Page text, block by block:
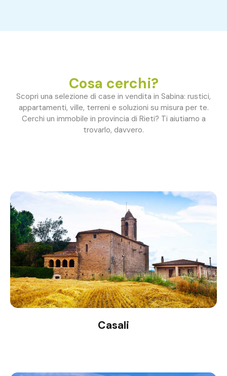
Cosa cerchi?
Scopri una selezione di case in vendita in Sabina: rustici,
appartamenti, ville, terreni e soluzioni su misura per te.
Cerchi un immobile in provincia di Rieti? Ti aiutiamo a
trovarlo, davvero.
Casali